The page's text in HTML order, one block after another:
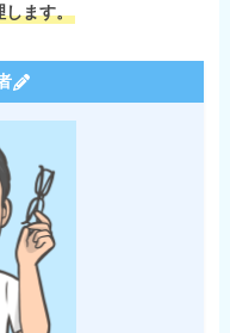
します。